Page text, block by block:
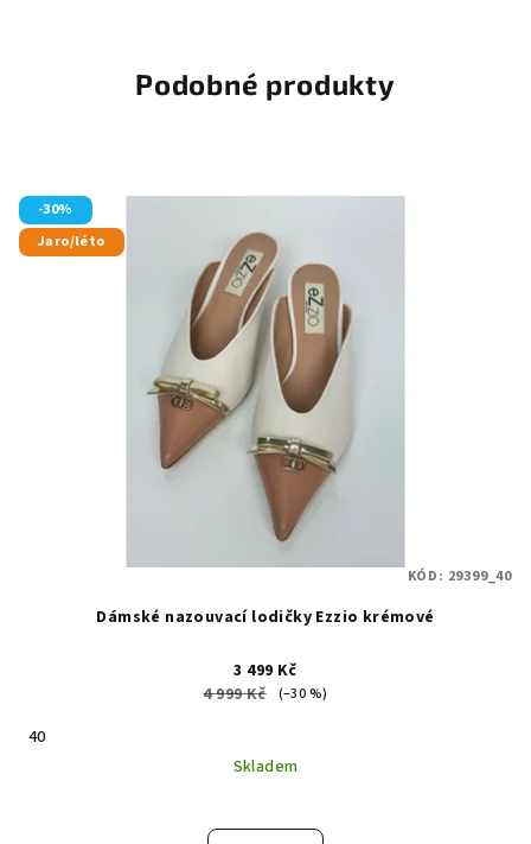
Podobné produkty
-30%
Jaro/léto
Dámské nazouvací lodičky Ezzio krémové
3 499 Kč
4 999 Kč
(–30 %)
40
Skladem
KÓD: 29399_40